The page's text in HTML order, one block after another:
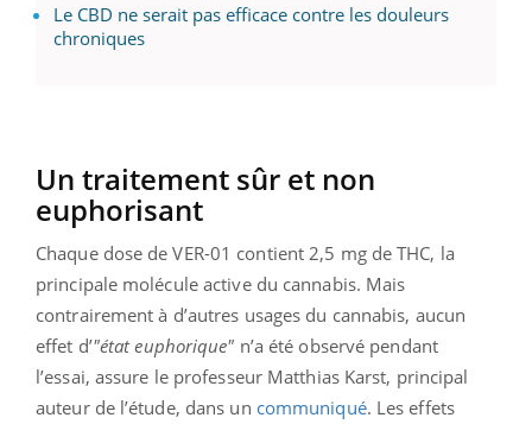
Le CBD ne serait pas efficace contre les douleurs
chroniques
Un traitement sûr et non
euphorisant
Chaque dose de VER-01 contient 2,5 mg de THC, la
principale molécule active du cannabis. Mais
contrairement à d’autres usages du cannabis, aucun
effet d’"état euphorique" n’a été observé pendant
l’essai, assure le professeur Matthias Karst, principal
auteur de l’étude, dans un communiqué. Les effets